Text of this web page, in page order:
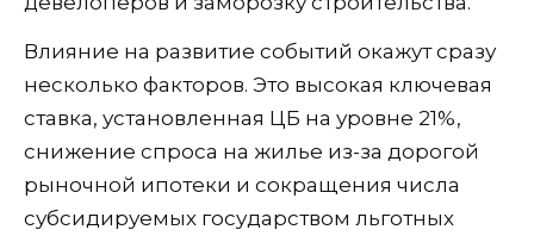
Влияние на развитие событий окажут сразу
несколько факторов. Это высокая ключевая
ставка, установленная ЦБ на уровне 21%,
снижение спроса на жилье из-за дорогой
рыночной ипотеки и сокращения числа
субсидируемых государством льготных